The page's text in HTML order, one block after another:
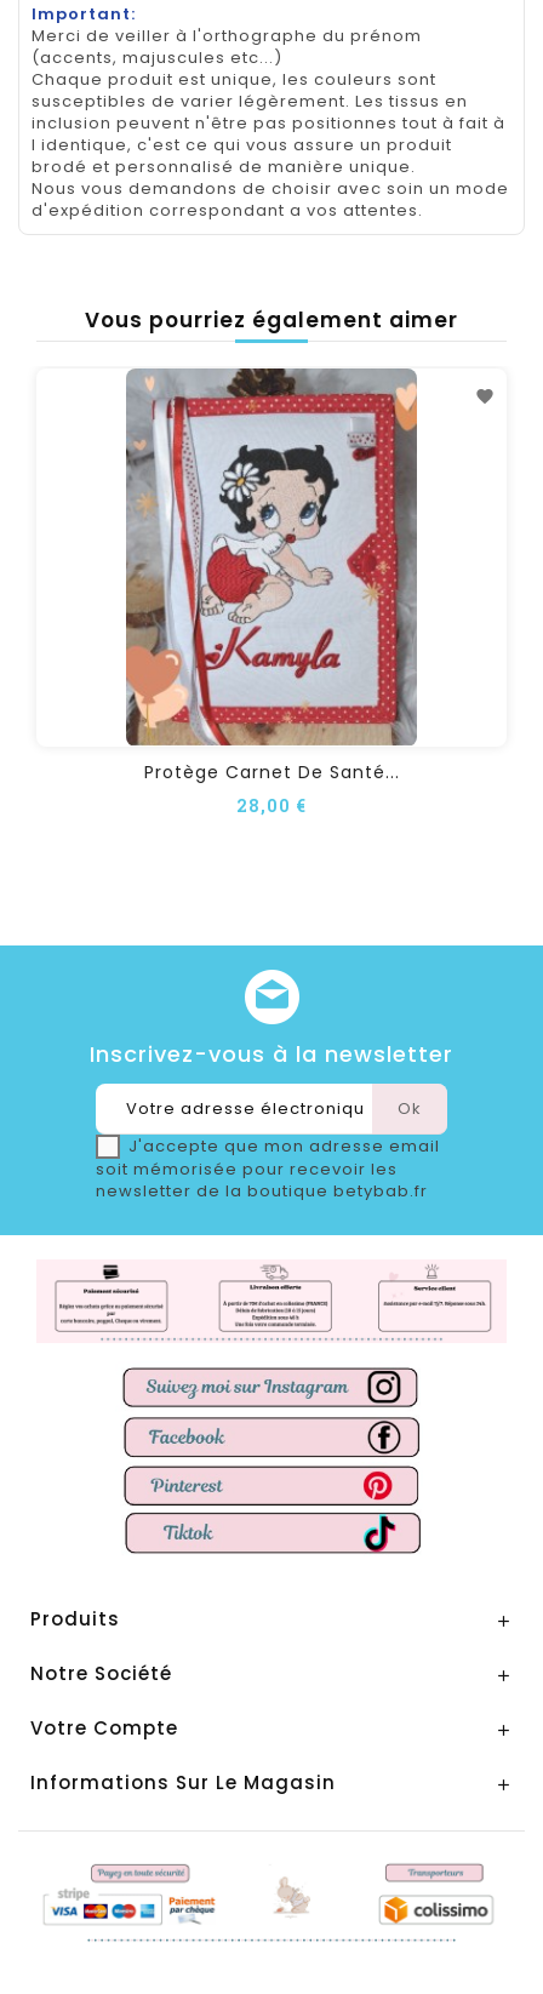
Important:
Merci de veiller à l'orthographe du prénom
(accents, majuscules etc...)
Chaque produit est unique, les couleurs sont
susceptibles de varier légèrement. Les tissus en
inclusion peuvent n'être pas positionnes tout à fait à
l identique, c'est ce qui vous assure un produit
brodé et personnalisé de manière unique.
Nous vous demandons de choisir avec soin un mode
d'expédition correspondant a vos attentes.
Vous pourriez également aimer
Protège Carnet De Santé...
28,00 €
Inscrivez-vous à la newsletter
J'accepte que mon adresse email
soit mémorisée pour recevoir les
newsletter de la boutique betybab.fr
Produits 
Notre Société 
Votre Compte 
Informations Sur Le Magasin 